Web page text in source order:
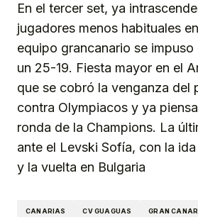
En el tercer set, ya
jugadores menos habituales
equipo grancanario se
un 25-19. Fiesta mayor en el
que se cobró la venganza del
contra Olympiacos y ya
ronda de la Champions. La
ante el Levski Sofía, con la ida
y la vuelta en Bulgaria
CANARIAS CV GUAGUAS GRAN